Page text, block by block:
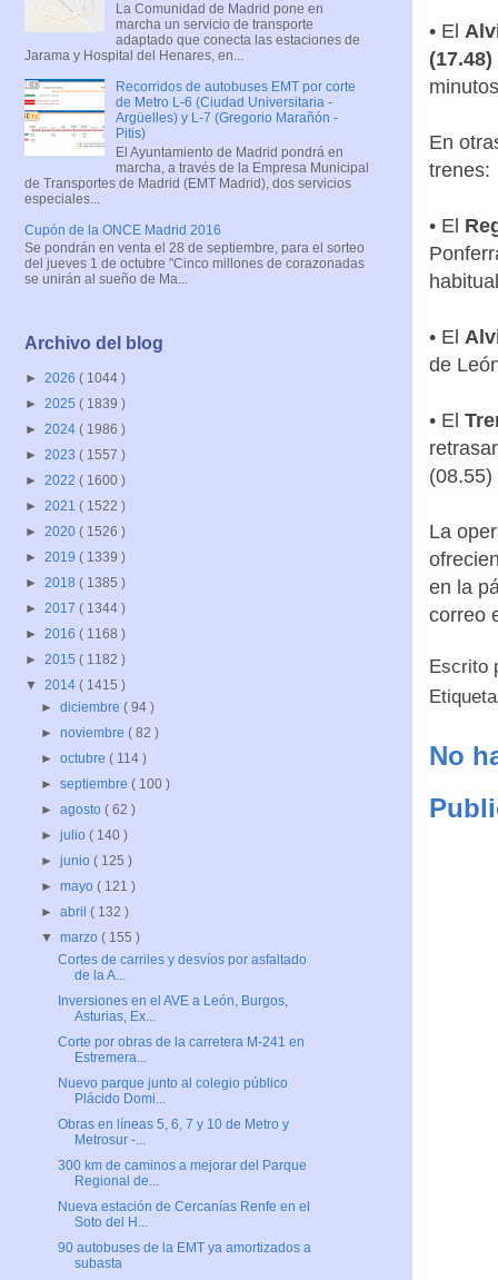
• El
(17.48)
En
trenes:
• El
• El
de
• El
La
en la
correo
Escrito
No
La Comunidad de Madrid pone en
marcha un servicio de transporte
adaptado que conecta las estaciones de
Jarama y Hospital del Henares, en...
Recorridos de autobuses EMT por corte
de Metro L-6 (Ciudad Universitaria -
Argüelles) y L-7 (Gregorio Marañón -
Pitis)
El Ayuntamiento de Madrid pondrá en
marcha, a través de la Empresa Municipal
de Transportes de Madrid (EMT Madrid), dos servicios
especiales...
Cupón de la ONCE Madrid 2016
Se pondrán en venta el 28 de septiembre, para el sorteo
del jueves 1 de octubre "Cinco millones de corazonadas
se unirán al sueño de Ma...
Archivo del blog
► 2026 ( 1044 )
► 2025 ( 1839 )
► 2024 ( 1986 )
► 2023 ( 1557 )
► 2022 ( 1600 )
► 2021 ( 1522 )
► 2020 ( 1526 )
► 2019 ( 1339 )
► 2018 ( 1385 )
► 2017 ( 1344 )
► 2016 ( 1168 )
► 2015 ( 1182 )
▼ 2014 ( 1415 )
►diciembre( 94 )
►noviembre( 82 )
►octubre( 114 )
►septiembre( 100 )
►agosto( 62 )
►julio( 140 )
►junio( 125 )
►mayo( 121 )
►abril( 132 )
▼marzo( 155 )
Cortes de carriles y desvíos por asfaltado
de la A...
Inversiones en el AVE a León, Burgos,
Asturias, Ex...
Corte por obras de la carretera M-241 en
Estremera...
Nuevo parque junto al colegio público
Plácido Domi...
Obras en líneas 5, 6, 7 y 10 de Metro y
Metrosur -...
300 km de caminos a mejorar del Parque
Regional de...
Nueva estación de Cercanías Renfe en el
Soto del H...
90 autobuses de la EMT ya amortizados a
subasta